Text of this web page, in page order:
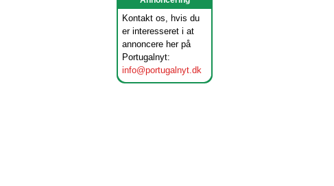
Kontakt os, hvis du
er interesseret i at
annoncere her på
Portugalnyt:
info@portugalnyt.dk